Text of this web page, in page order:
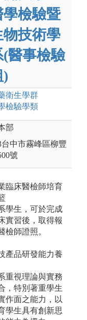
學檢驗暨
物技術學
(醫事檢驗
)
衛生學群
檢驗學類
部
台中市霧峰區柳豐
號
臨床醫檢師培育
學生，可於完成
實習後，取得報
檢師證照。
產品研發能力養
重視理論與實務
，特別著重學生
作面之能力，以
學生具有創新思